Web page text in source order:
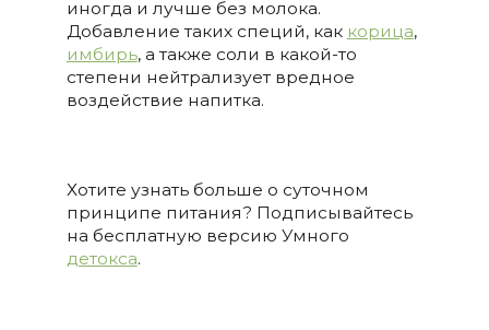
иногда и лучше без молока.
Добавление таких специй, как корица,
имбирь, а также соли в какой-то
степени нейтрализует вредное
воздействие напитка.
Хотите узнать больше о суточном
принципе питания? Подписывайтесь
на бесплатную версию Умного
детокса.